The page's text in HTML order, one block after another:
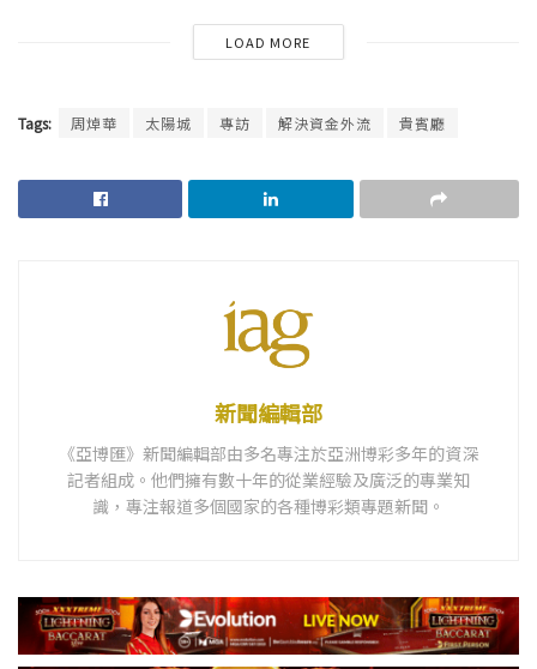
LOAD MORE
Tags: 周焯華 太陽城 專訪 解決資金外流 貴賓廳
新聞編輯部
《亞博匯》新聞編輯部由多名專注於亞洲博彩多年的資深
記者組成。他們擁有數十年的從業經驗及廣泛的專業知
識，專注報道多個國家的各種博彩類專題新聞。